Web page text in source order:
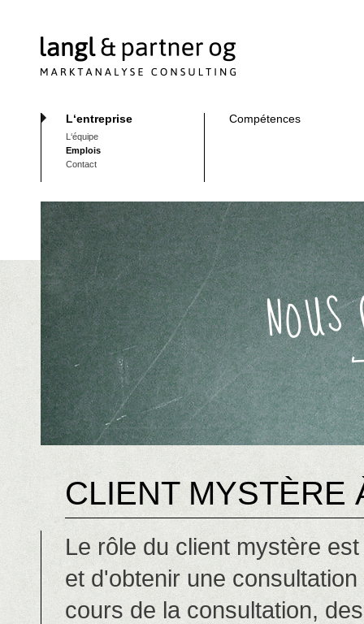
L‘entreprise
L‘équipe
Emplois
Contact
Compétences
CLIENT MYSTÈRE
Le rôle du client mystère
et d'obtenir une
cours de la consultation,